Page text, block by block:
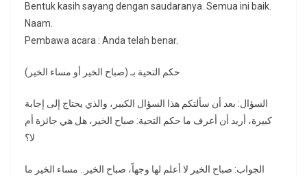
Bentuk kasih sayang dengan saudaranya. Semua ini baik.
Naam.
Pembawa acara : Anda telah benar.
حكم التحية بـ (صباح الخير أو مساء الخير)
السؤال: بعد أن سألتكم هذا السؤال الكبير، والذي يحتاج إلى إجابة
كبيرة، أريد أن أعرف ما حكم التحية: صباح الخير، هل هي جائزة أم
لا؟
الجواب: صباح الخير لا أعلم لها وجهاً، صباح الخير.. مساء الخير ما